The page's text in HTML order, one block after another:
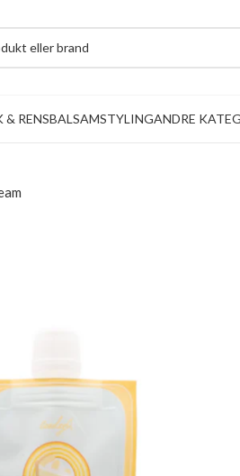
& RENSBALSAMSTYLINGANDRE